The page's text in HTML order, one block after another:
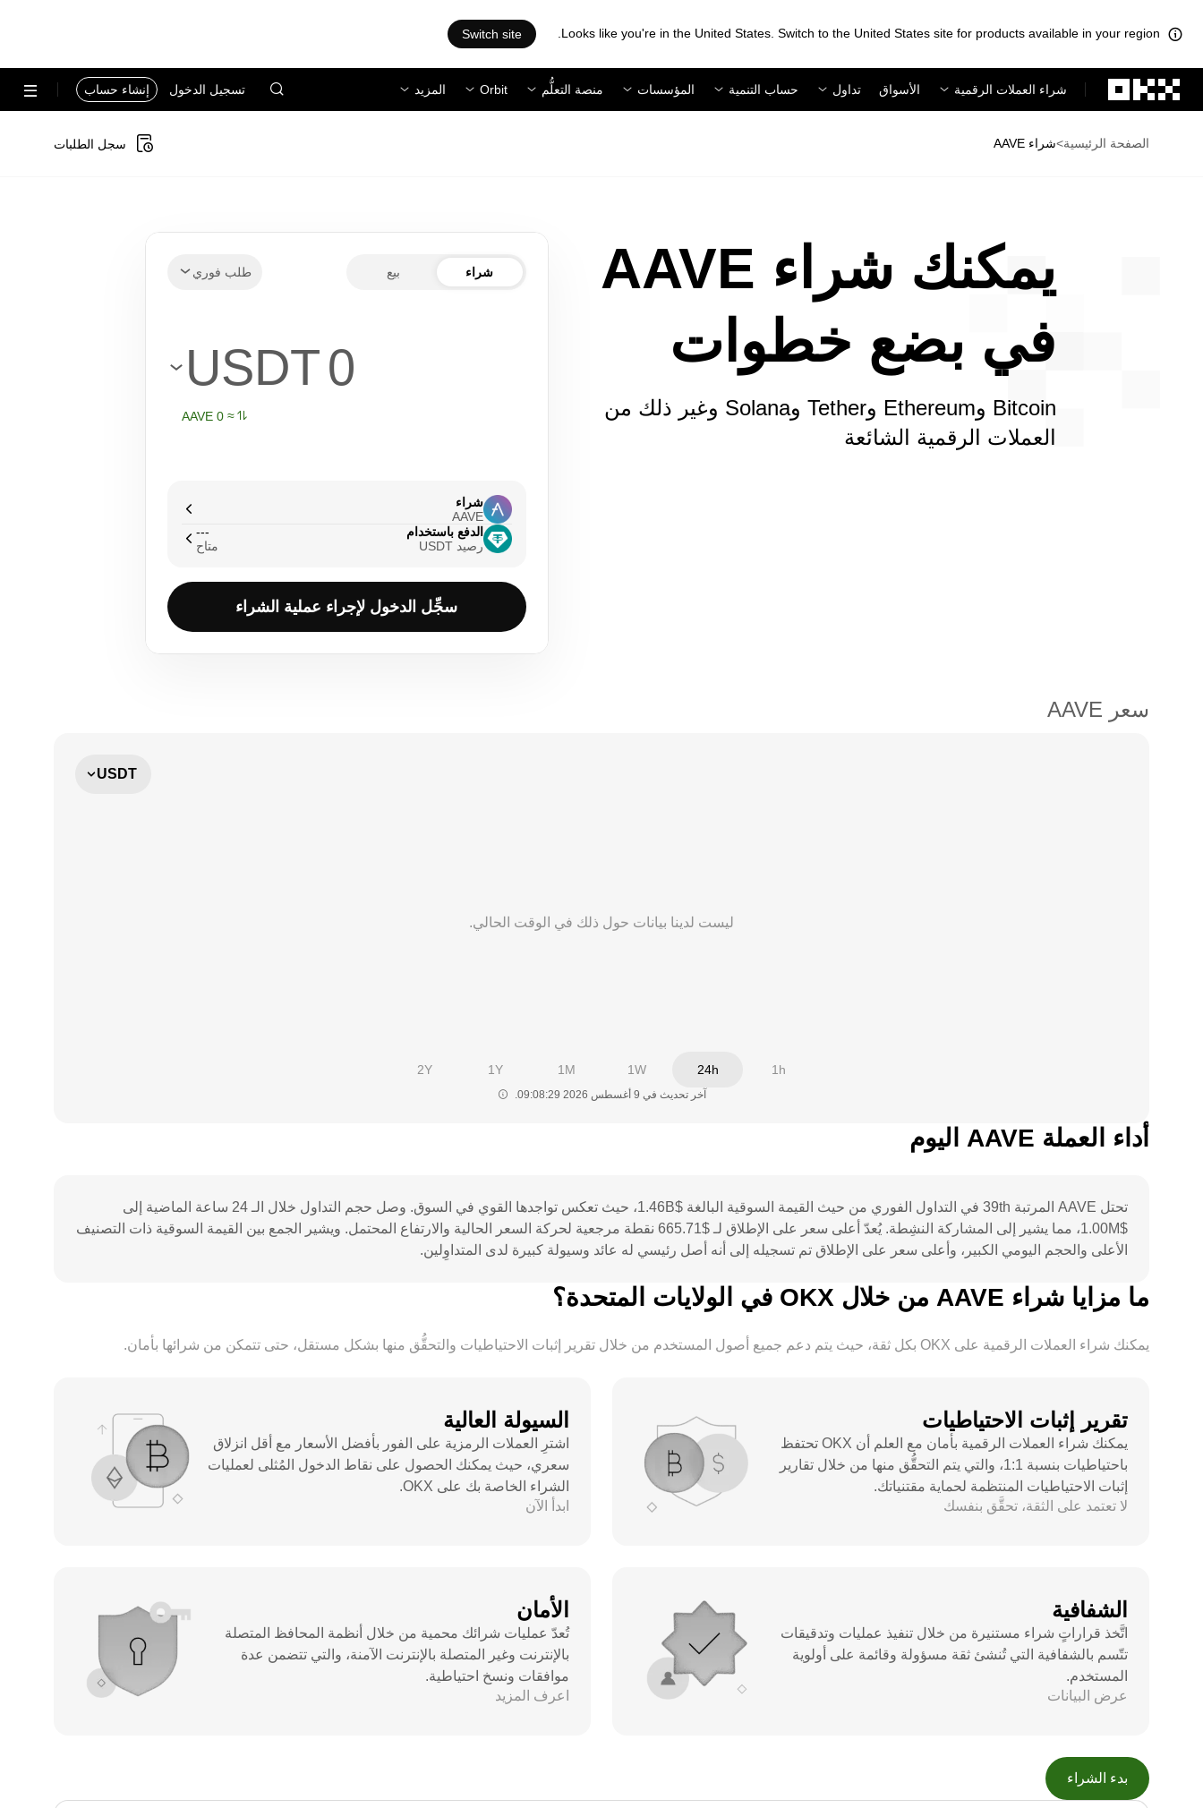
Looks like you're in the United States. Switch to the United States site for products available in your region.
Switch site
شراء العملات الرقمية
الأسواق تداول حساب التنمية المؤسسات منصة التعلُّم Orbit المزيد تسجيل الدخول إنشاء حساب
الصفحة الرئيسية>شراء AAVE سجل الطلبات
يمكنك شراء AAVE
في بضع خطوات
Bitcoin وEthereum وTether وSolana وغير ذلك من
العملات الرقمية الشائعة
شراء بيع طلب فوري
USDT
≈ ‏‎0‏ AAVE‏
شراء
AAVE
الدفع باستخدام
رصيد ‏USDT
---
متاح
سجِّل الدخول لإجراء عملية الشراء
سعر AAVE
USDT
ليست لدينا بيانات حول ذلك في الوقت الحالي.
1h
24h
1W
1M
1Y
2Y
آخر تحديث في ‏9 أغسطس 2026 09:08:29.
أداء العملة AAVE اليوم
تحتل AAVE المرتبة 39th في التداول الفوري من حيث القيمة السوقية البالغة $1.46B، حيث تعكس تواجدها القوي في السوق. وصل حجم التداول خلال الـ 24 ساعة الماضية إلى
$1.00M، مما يشير إلى المشاركة النشِطة. يُعدّ أعلى سعر على الإطلاق لـ $665.71 نقطة مرجعية لحركة السعر الحالية والارتفاع المحتمل. ويشير الجمع بين القيمة السوقية ذات التصنيف
الأعلى والحجم اليومي الكبير، وأعلى سعر على الإطلاق تم تسجيله إلى أنه أصل رئيسي له عائد وسيولة كبيرة لدى المتداوِلين.
ما مزايا شراء AAVE من خلال OKX في الولايات المتحدة؟
يمكنك شراء العملات الرقمية على OKX بكل ثقة، حيث يتم دعم جميع أصول المستخدم من خلال تقرير إثبات الاحتياطيات والتحقُّق منها بشكل مستقل، حتى تتمكن من شرائها بأمان.
تقرير إثبات الاحتياطيات
يمكنك شراء العملات الرقمية بأمان مع العلم أن OKX تحتفظ
باحتياطيات بنسبة 1:1، والتي يتم التحقُّق منها من خلال تقارير
إثبات الاحتياطيات المنتظمة لحماية مقتنياتك.
لا تعتمد على الثقة، تحقَّق بنفسك
السيولة العالية
اشترِ العملات الرمزية على الفور بأفضل الأسعار مع أقل انزلاق
سعري، حيث يمكنك الحصول على نقاط الدخول المُثلى لعمليات
الشراء الخاصة بك على OKX.
ابدأ الآن
الشفافية
اتَّخذ قراراتٍ شراء مستنيرة من خلال تنفيذ عمليات وتدقيقات
تتّسم بالشفافية التي تُنشئ ثقة مسؤولة وقائمة على أولوية
المستخدم.
عرض البيانات
الأمان
تُعدّ عمليات شرائك محمية من خلال أنظمة المحافظ المتصلة
بالإنترنت وغير المتصلة بالإنترنت الآمنة، والتي تتضمن عدة
موافقات ونسخ احتياطية.
اعرف المزيد
بدء الشراء